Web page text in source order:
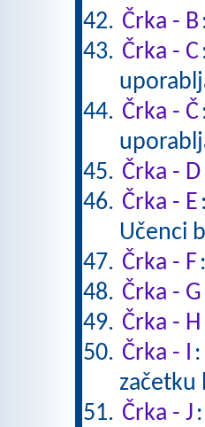
Črka - B
Črka - C
Črka - Č
Črka - D
Črka - E
Učenci
Črka - F
Črka - G
Črka - H
Črka - I
začetku
Črka - J